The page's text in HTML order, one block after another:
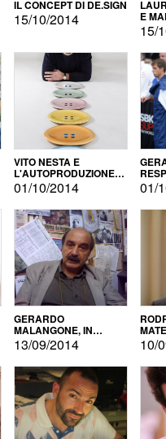
IL CONCEPT DI DE.SIGN
15/10/2014 E
15/
VITO NESTA E
L'AUTOPRODUZIONE
COME RECUPERO DEI
SIMBOLI
01/10/2014 01/
GERARDO
MALANGONE, IN
GIURIA PER IL
CONCORSO
LETTERARIO
13/09/2014 10/